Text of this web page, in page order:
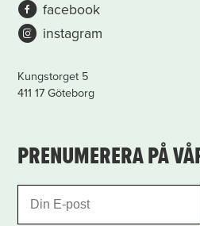
facebook
instagram
Kungstorget 5
411 17 Göteborg
PRENUMERERA PÅ